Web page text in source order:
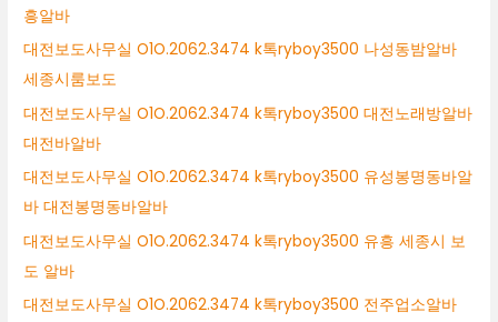
흥알바
대전보도사무실 O1O.2062.3474 k톡ryboy3500 나성동밤알바
세종시룸보도
대전보도사무실 O1O.2062.3474 k톡ryboy3500 대전노래방알바
대전바알바
대전보도사무실 O1O.2062.3474 k톡ryboy3500 유성봉명동바알
바 대전봉명동바알바
대전보도사무실 O1O.2062.3474 k톡ryboy3500 유흥 세종시 보
도 알바
대전보도사무실 O1O.2062.3474 k톡ryboy3500 전주업소알바